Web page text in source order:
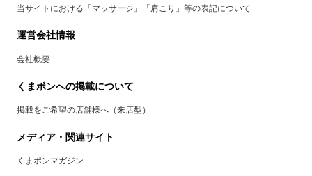
当サイトにおける「マッサージ」「肩こり」等の表記について
運営会社情報
会社概要
くまポンへの掲載について
掲載をご希望の店舗様へ（来店型）
メディア・関連サイト
くまポンマガジン